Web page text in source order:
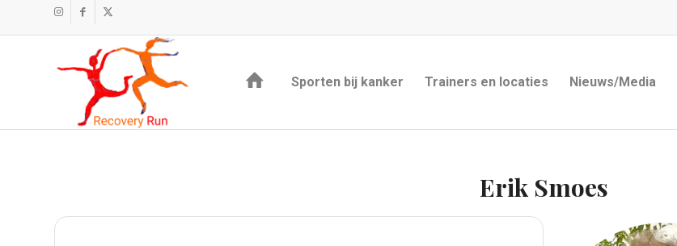
Sporten bij kanker Trainers en locaties Nieuws/Media
Erik Smoes